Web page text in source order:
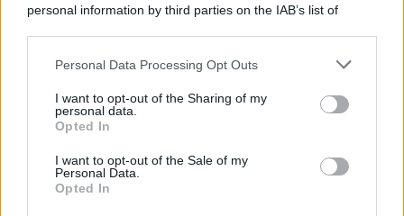
personal information by third parties on the IAB’s list of
This information may also be disclosed by us to third parties
disclose it to other third parties.
Personal Data Processing Opt Outs
I want to opt-out of the Sharing of my
personal data.
Opted In
I want to opt-out of the Sale of my
Personal Data.
Opted In